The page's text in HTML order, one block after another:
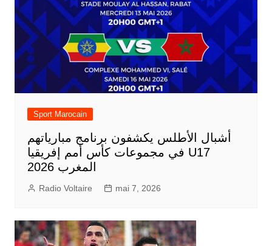
Sport Marocain
أشبال الأطلس يكشفون برنامج مبارياتهم
في مجموعات كأس أمم إفريقيا U17
المغرب 2026
Radio Voltaire mai 7, 2026